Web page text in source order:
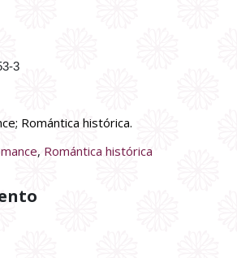
3
; Romántica histórica.
, Romántica histórica